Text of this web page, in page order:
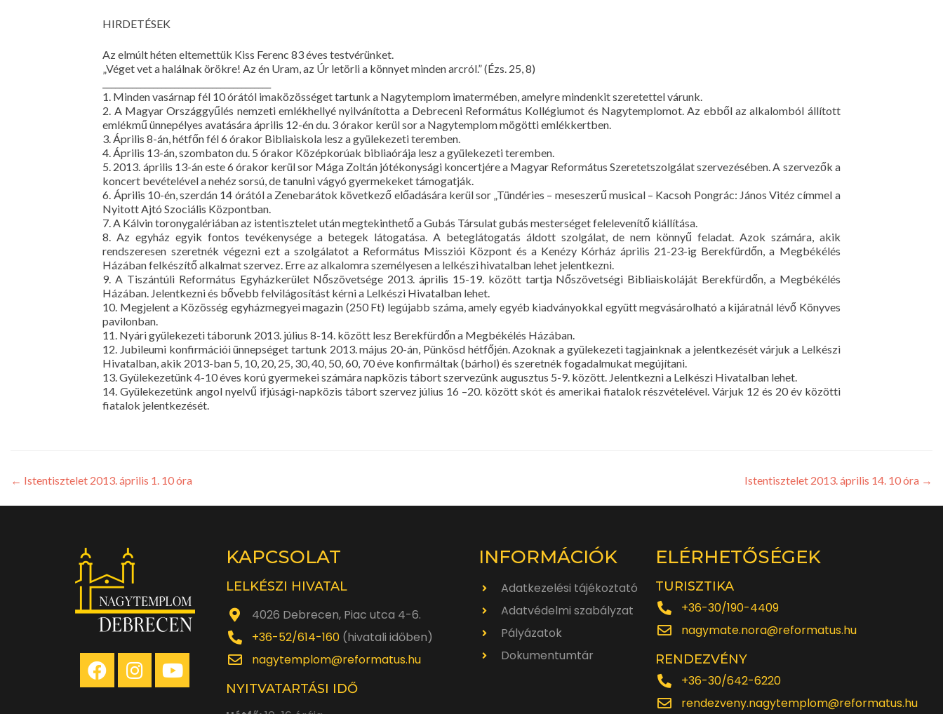
HIRDETÉSEK
Az elmúlt héten eltemettük Kiss Ferenc 83 éves testvérünket.
„Véget vet a halálnak örökre! Az én Uram, az Úr letörli a könnyet minden arcról.” (Ézs. 25, 8)
1. Minden vasárnap fél 10 órától imaközösséget tartunk a Nagytemplom imatermében, amelyre mindenkit szeretettel várunk.
2. A Magyar Országgyűlés nemzeti emlékhellyé nyilvánította a Debreceni Református Kollégiumot és Nagytemplomot. Az ebből az alkalomból állított
emlékmű ünnepélyes avatására április 12-én du. 3 órakor kerül sor a Nagytemplom mögötti emlékkertben.
3. Április 8-án, hétfőn fél 6 órakor Bibliaiskola lesz a gyülekezeti teremben.
4. Április 13-án, szombaton du. 5 órakor Középkorúak bibliaórája lesz a gyülekezeti teremben.
5. 2013. április 13-án este 6 órakor kerül sor Mága Zoltán jótékonysági koncertjére a Magyar Református Szeretetszolgálat szervezésében. A szervezők a
koncert bevételével a nehéz sorsú, de tanulni vágyó gyermekeket támogatják.
6. Április 10-én, szerdán 14 órától a Zenebarátok következő előadására kerül sor „Tündéries – meseszerű musical – Kacsoh Pongrác: János Vitéz címmel a
Nyitott Ajtó Szociális Központban.
7. A Kálvin toronygalériában az istentisztelet után megtekinthető a Gubás Társulat gubás mesterséget felelevenítő kiállítása.
8. Az egyház egyik fontos tevékenysége a betegek látogatása. A beteglátogatás áldott szolgálat, de nem könnyű feladat. Azok számára, akik
rendszeresen szeretnék végezni ezt a szolgálatot a Református Missziói Központ és a Kenézy Kórház április 21-23-ig Berekfürdőn, a Megbékélés
Házában felkészítő alkalmat szervez. Erre az alkalomra személyesen a lelkészi hivatalban lehet jelentkezni.
9. A Tiszántúli Református Egyházkerület Nőszövetsége 2013. április 15-19. között tartja Nőszövetségi Bibliaiskoláját Berekfürdőn, a Megbékélés
Házában. Jelentkezni és bővebb felvilágosítást kérni a Lelkészi Hivatalban lehet.
10. Megjelent a Közösség egyházmegyei magazin (250 Ft) legújabb száma, amely egyéb kiadványokkal együtt megvásárolható a kijáratnál lévő Könyves
pavilonban.
11. Nyári gyülekezeti táborunk 2013. július 8-14. között lesz Berekfürdőn a Megbékélés Házában.
12. Jubileumi konfirmációi ünnepséget tartunk 2013. május 20-án, Pünkösd hétfőjén. Azoknak a gyülekezeti tagjainknak a jelentkezését várjuk a Lelkészi
Hivatalban, akik 2013-ban 5, 10, 20, 25, 30, 40, 50, 60, 70 éve konfirmáltak (bárhol) és szeretnék fogadalmukat megújítani.
13. Gyülekezetünk 4-10 éves korú gyermekei számára napközis tábort szervezünk augusztus 5-9. között. Jelentkezni a Lelkészi Hivatalban lehet.
14. Gyülekezetünk angol nyelvű ifjúsági-napközis tábort szervez július 16 –20. között skót és amerikai fiatalok részvételével. Várjuk 12 és 20 év közötti
fiatalok jelentkezését.
← Istentisztelet 2013. április 1. 10 óra Istentisztelet 2013. április 14. 10 óra →
KAPCSOLAT
LELKÉSZI HIVATAL
4026 Debrecen, Piac utca 4-6.
+36-52/614-160 (hivatali időben)
nagytemplom@reformatus.hu
NYITVATARTÁSI IDŐ
INFORMÁCIÓK
Adatkezelési tájékoztató
Adatvédelmi szabályzat
Pályázatok
Dokumentumtár
ELÉRHETŐSÉGEK
TURISZTIKA
+36-30/190-4409
nagymate.nora@reformatus.hu
RENDEZVÉNY
+36-30/642-6220
rendezveny.nagytemplom@reformatus.hu